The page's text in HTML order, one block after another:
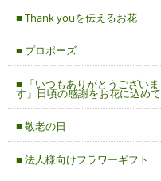
■ Thank youを伝えるお花
■ プロポーズ
■ 「いつもありがとうございま
す」日頃の感謝をお花に込めて
■ 敬老の日
■ 法人様向けフラワーギフト